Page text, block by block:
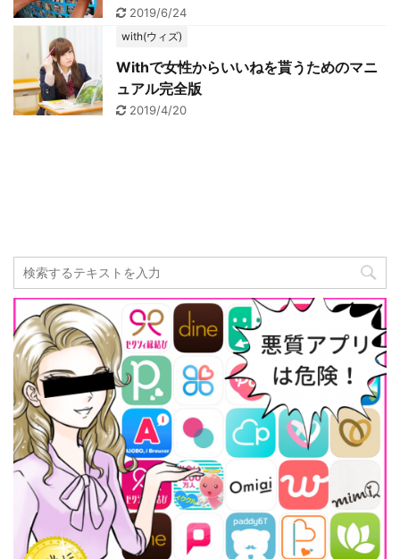
2019/6/24
with(ウィズ)
Withで女性からいいねを貰うためのマニ
ュアル完全版
2019/4/20